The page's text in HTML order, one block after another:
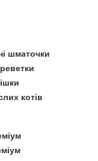
шматочки
котів